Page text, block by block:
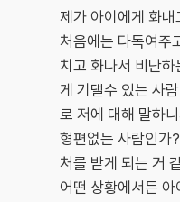
제가 아이에게 화
처음에는 다독여주
치고 화나서 비난
게 기댈수 있는 사
로 저에 대해 말하
형편없는 사람인가
처를 받게 되는 거
어떤 상황에서든